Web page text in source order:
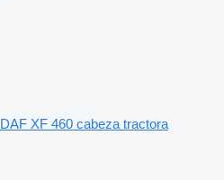
DAF XF 460 cabeza tractora